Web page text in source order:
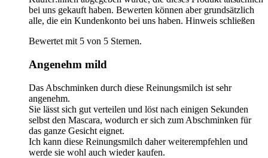
bei uns gekauft haben. Bewerten können aber grundsätzlich
alle, die ein Kundenkonto bei uns haben. Hinweis schließen
Bewertet mit 5 von 5 Sternen.
Angenehm mild
Das Abschminken durch diese Reinungsmilch ist sehr
angenehm.
Sie lässt sich gut verteilen und löst nach einigen Sekunden
selbst den Mascara, wodurch er sich zum Abschminken für
das ganze Gesicht eignet.
Ich kann diese Reinungsmilch daher weiterempfehlen und
werde sie wohl auch wieder kaufen.